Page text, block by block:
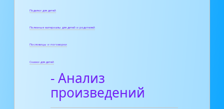
Поделки для детей
Полезные материалы для детей и родителей
Пословицы и поговорки
Сказки для детей
- Анализ
произведений